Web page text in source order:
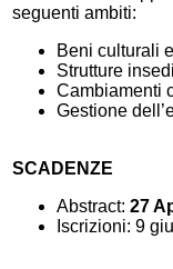
seguenti ambiti:
Beni culturali
Strutture
Cambiamenti
Gestione
SCADENZE
Abstract: 27
Iscrizioni: 9